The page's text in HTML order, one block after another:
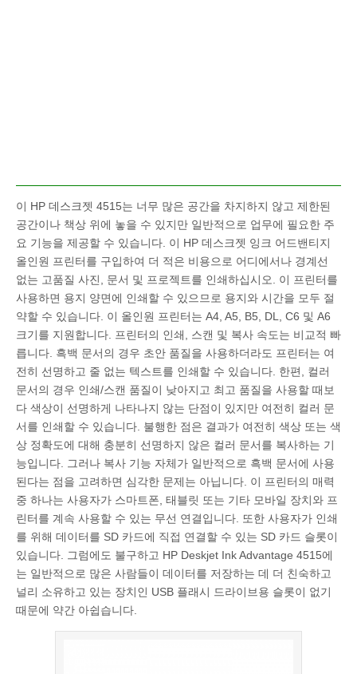
이 HP 데스크젯 4515는 너무 많은 공간을 차지하지 않고 제한된
공간이나 책상 위에 놓을 수 있지만 일반적으로 업무에 필요한 주
요 기능을 제공할 수 있습니다. 이 HP 데스크젯 잉크 어드밴티지
올인원 프린터를 구입하여 더 적은 비용으로 어디에서나 경계선
없는 고품질 사진, 문서 및 프로젝트를 인쇄하십시오. 이 프린터를
사용하면 용지 양면에 인쇄할 수 있으므로 용지와 시간을 모두 절
약할 수 있습니다. 이 올인원 프린터는 A4, A5, B5, DL, C6 및 A6
크기를 지원합니다. 프린터의 인쇄, 스캔 및 복사 속도는 비교적 빠
릅니다. 흑백 문서의 경우 초안 품질을 사용하더라도 프린터는 여
전히 선명하고 줄 없는 텍스트를 인쇄할 수 있습니다. 한편, 컬러
문서의 경우 인쇄/스캔 품질이 낮아지고 최고 품질을 사용할 때보
다 색상이 선명하게 나타나지 않는 단점이 있지만 여전히 컬러 문
서를 인쇄할 수 있습니다. 불행한 점은 결과가 여전히 색상 또는 색
상 정확도에 대해 충분히 선명하지 않은 컬러 문서를 복사하는 기
능입니다. 그러나 복사 기능 자체가 일반적으로 흑백 문서에 사용
된다는 점을 고려하면 심각한 문제는 아닙니다. 이 프린터의 매력
중 하나는 사용자가 스마트폰, 태블릿 또는 기타 모바일 장치와 프
린터를 계속 사용할 수 있는 무선 연결입니다. 또한 사용자가 인쇄
를 위해 데이터를 SD 카드에 직접 연결할 수 있는 SD 카드 슬롯이
있습니다. 그럼에도 불구하고 HP Deskjet Ink Advantage 4515에
는 일반적으로 많은 사람들이 데이터를 저장하는 데 더 친숙하고
널리 소유하고 있는 장치인 USB 플래시 드라이브용 슬롯이 없기
때문에 약간 아쉽습니다.